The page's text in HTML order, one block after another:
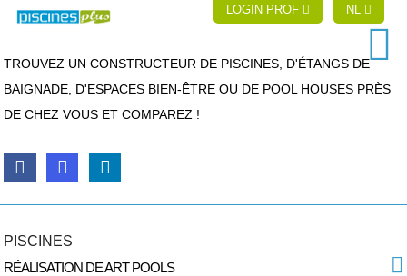
LOGIN PROF NL
TROUVEZ UN CONSTRUCTEUR DE PISCINES, D'ÉTANGS DE
BAIGNADE, D'ESPACES BIEN-ÊTRE OU DE POOL HOUSES PRÈS
DE CHEZ VOUS ET COMPAREZ !
PISCINES
RÉALISATION DE ART POOLS